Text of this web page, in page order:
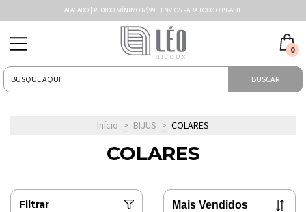
ATACADO | PEDIDO MÍNIMO R$99 | ENVIOS PARA TODO O BRASIL
BUSCAR
0
Início > BIJUS > COLARES
COLARES
Filtrar